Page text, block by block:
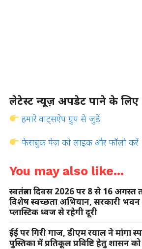
लेटेस्ट न्यूज़ अपडेट पाने के लिए
हमारे वाट्सऐप ग्रुप से जुड़ें
फेसबुक पेज़ को लाइक और फॉलो करें
You may also like...
स्वतंत्रता दिवस 2026 पर 8 से 16
विशेष स्वच्छता अभियान, सरकारी
प्लास्टिक ध्वज से रहेगी दूरी
ईई पर गिरी गाज, डीएम रयाल ने मांगा
पुस्तिका में प्रतिकूल प्रविष्टि हेतु शासन को